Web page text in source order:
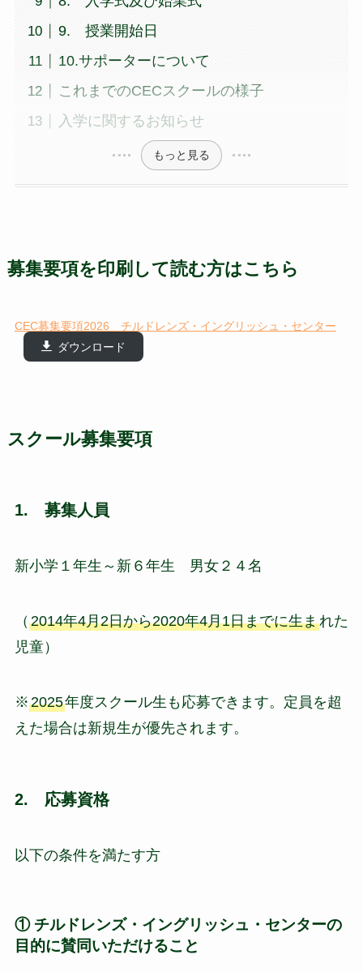
9. 授業開始日
10.サポーターについて
これまでのCECスクールの様子
入学に関するお知らせ
もっと見る
募集要項を印刷して読む方はこちら
CEC募集要項2026 チルドレンズ・イングリッシュ・センター
ダウンロード
スクール募集要項
1. 募集人員
新小学１年生～新６年生 男女２４名
（ 2014年4月2日から2020年4月1日までに生まれた
児童）
※2025年度スクール生も応募できます。定員を超
えた場合は新規生が優先されます。
2. 応募資格
以下の条件を満たす方
① チルドレンズ・イングリッシュ・センターの
目的に賛同いただけること